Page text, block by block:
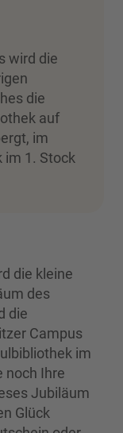
wird die
die
auf
im
im 1. Stock
die kleine
des
die
Campus
im
noch Ihre
Jubiläum
Glück